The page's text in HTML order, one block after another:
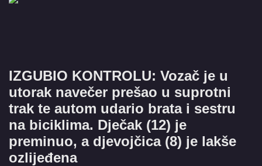
IZGUBIO KONTROLU: Vozač je u
utorak navečer prešao u suprotni
trak te autom udario brata i sestru
na biciklima. Dječak (12) je
preminuo, a djevojčica (8) je lakše
ozlijeđena